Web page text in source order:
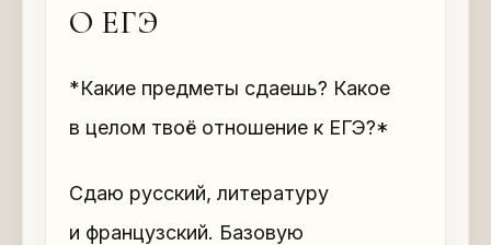
О ЕГЭ
*Какие предметы сдаешь? Какое
в целом твоё отношение к ЕГЭ?*
Сдаю русский, литературу
и французский. Базовую